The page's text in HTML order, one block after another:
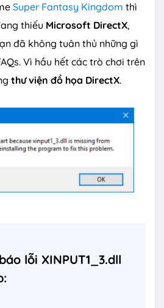
Super Fantasy Kingdom thì
thiếu Microsoft DirectX,
đã không tuân thủ những gì
Vì hầu hết các trò chơi trên
thư viện đồ họa DirectX.
lỗi XINPUT1_3.dll